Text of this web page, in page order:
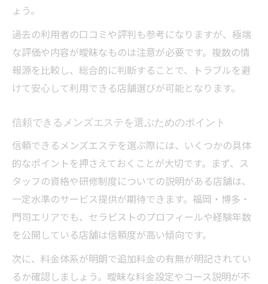
ょう。
過去の利用者の口コミや評判も参考になりますが、極端
な評価や内容が曖昧なものは注意が必要です。複数の情
報源を比較し、総合的に判断することで、トラブルを避
けて安心して利用できる店舗選びが可能となります。
信頼できるメンズエステを選ぶためのポイント
信頼できるメンズエステを選ぶ際には、いくつかの具体
的なポイントを押さえておくことが大切です。まず、ス
タッフの資格や研修制度についての説明がある店舗は、
一定水準のサービス提供が期待できます。福岡・博多・
門司エリアでも、セラピストのプロフィールや経験年数
を公開している店舗は信頼度が高い傾向です。
次に、料金体系が明朗で追加料金の有無が明記されてい
るか確認しましょう。曖昧な料金設定やコース説明が不